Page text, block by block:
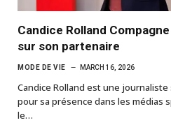
Candice Rolland
sur son partenaire
MODE DE VIE MARCH 16, 2026
Candice Rolland est une
pour sa présence dans les médias
le…